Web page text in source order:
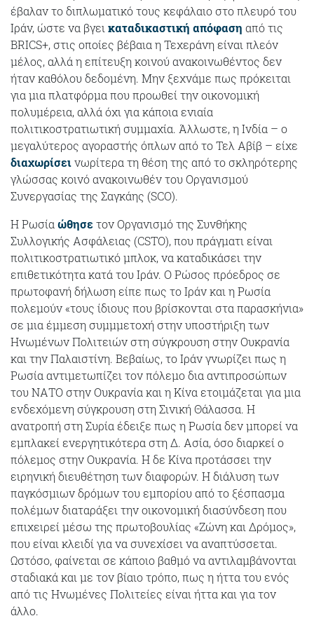
έβαλαν το διπλωματικό τους κεφάλαιο στο πλευρό του
Ιράν, ώστε να βγει καταδικαστική απόφαση από τις
BRICS+, στις οποίες βέβαια η Τεχεράνη είναι πλεόν
μέλος, αλλά η επίτευξη κοινού ανακοινωθέντος δεν
ήταν καθόλου δεδομένη. Μην ξεχνάμε πως πρόκειται
για μια πλατφόρμα που προωθεί την οικονομική
πολυμέρεια, αλλά όχι για κάποια ενιαία
πολιτικοστρατιωτική συμμαχία. Άλλωστε, η Ινδία – ο
μεγαλύτερος αγοραστής όπλων από το Τελ Αβίβ – είχε
διαχωρίσεινωρίτερα τη θέση της από το σκληρότερης
γλώσσας κοινό ανακοινωθέν του Οργανισμού
Συνεργασίας της Σαγκάης (SCO).
Η Ρωσία ώθησετον Οργανισμό της Συνθήκης
Συλλογικής Ασφάλειας (CSTO), που πράγματι είναι
πολιτικοστρατιωτικό μπλοκ, να καταδικάσει την
επιθετικότητα κατά του Ιράν. Ο Ρώσος πρόεδρος σε
πρωτοφανή δήλωση είπε πως το Ιράν και η Ρωσία
πολεμούν «τους ίδιους που βρίσκονται στα παρασκήνια»
σε μια έμμεση συμμμετοχή στην υποστήριξη των
Ηνωμένων Πολιτειών στη σύγκρουση στην Ουκρανία
και την Παλαιστίνη. Βεβαίως, το Ιράν γνωρίζει πως η
Ρωσία αντιμετωπίζει τον πόλεμο δια αντιπροσώπων
του ΝΑΤΟ στην Ουκρανία και η Κίνα ετοιμάζεται για μια
ενδεχόμενη σύγκρουση στη Σινική Θάλασσα. Η
ανατροπή στη Συρία έδειξε πως η Ρωσία δεν μπορεί να
εμπλακεί ενεργητικότερα στη Δ. Ασία, όσο διαρκεί ο
πόλεμος στην Ουκρανία. Η δε Κίνα προτάσσει την
ειρηνική διευθέτηση των διαφορών. Η διάλυση των
παγκόσμιων δρόμων του εμπορίου από το ξέσπασμα
πολέμων διαταράξει την οικονομική διασύνδεση που
επιχειρεί μέσω της πρωτοβουλίας «Ζώνη και Δρόμος»,
που είναι κλειδί για να συνεχίσει να αναπτύσσεται.
Ωστόσο, φαίνεται σε κάποιο βαθμό να αντιλαμβάνονται
σταδιακά και με τον βίαιο τρόπο, πως η ήττα του ενός
από τις Ηνωμένες Πολιτείες είναι ήττα και για τον
άλλο.